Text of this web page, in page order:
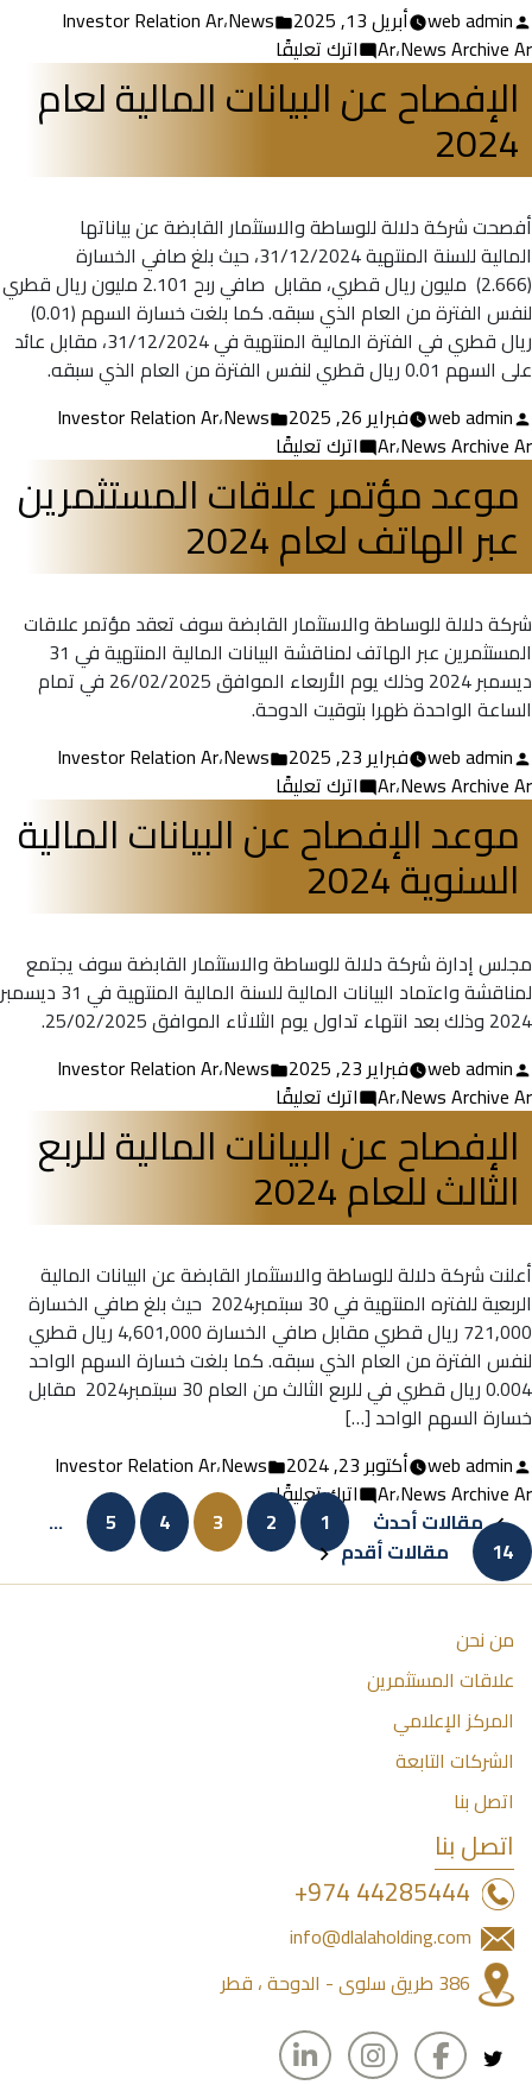
تمّ
النشر
بواسطة
web admin أبريل 13, 2025
نُشر
Investor Relation Ar،News
Ar،News Archive Ar اترك تعليقًا
موعد
الإفصاح
للربع
الأول
2025
الإفصاح عن البيانات المالية لعام
2024
أفصحت شركة دلالة للوساطة والاستثمار القابضة عن بياناتها
المالية للسنة المنتهية 31/12/2024، حيث بلغ صافي الخسارة
(2.666) مليون ريال قطري، مقابل صافي ربح 2.101 مليون ريال قطري
لنفس الفترة من العام الذي سبقه. كما بلغت خسارة السهم (0.01)
ريال قطري في الفترة المالية المنتهية في 31/12/2024، مقابل عائد
على السهم 0.01 ريال قطري لنفس الفترة من العام الذي سبقه.
تمّ
النشر
web admin فبراير 26, 2025
نُشر
Investor Relation Ar،News
Ar،News Archive Ar اترك تعليقًا
الإفصاح
عن
البيانات
المالية
2024
موعد مؤتمر علاقات المستثمرين
عبر الهاتف لعام 2024
شركة دلالة للوساطة والاستثمار القابضة سوف تعقد مؤتمر علاقات
المستثمرين عبر الهاتف لمناقشة البيانات المالية المنتهية في 31
ديسمبر 2024 وذلك يوم الأربعاء الموافق 26/02/2025 في تمام
الساعة الواحدة ظهرا بتوقيت الدوحة.
تمّ
النشر
web admin فبراير 23, 2025
نُشر
Investor Relation Ar،News
Ar،News Archive Ar اترك تعليقًا
مؤتمر
علاقات
الهاتف
لعام
2024
موعد الإفصاح عن البيانات المالية
السنوية 2024
مجلس إدارة شركة دلالة للوساطة والاستثمار القابضة سوف يجتمع
لمناقشة واعتماد البيانات المالية للسنة المالية المنتهية في 31 ديسمبر
2024 وذلك بعد انتهاء تداول يوم الثلاثاء الموافق 25/02/2025.
تمّ
النشر
بواسطة
web admin فبراير 23, 2025
نُشر
Investor Relation Ar،News
Ar،News Archive Ar اترك تعليقًا
موعد
الإفصاح
عن
البيانات
السنوية
2024
الإفصاح عن البيانات المالية للربع
الثالث للعام 2024
أعلنت شركة دلالة للوساطة والاستثمار القابضة عن البيانات المالية
الربعية للفتره المنتهية في ‏30 سبتمبر‎ 2024 حيث بلغ صافي الخسارة
721,000 ريال قطري مقابل صافي الخسارة 4,601,000 ريال قطري
لنفس الفترة من العام الذي سبقه. كما بلغت خسارة السهم الواحد
0.004 ريال قطري في للربع الثالث من العام ‏30 سبتمبر‎ 2024 مقابل
خسارة السهم الواحد […]
تمّ
النشر
بواسطة
web admin أكتوبر 23, 2024
نُشر
في
Investor Relation Ar،News
Ar،News Archive Ar اترك تعليقًاعلى
الإفصاح
عن
البيانات
Posts
pagination
مقالات أحدث 1
2
3
4
5
…
14
مقالات أقدم
من نحن
علاقات المستثمرين
المركز الإعلامي
الشركات التابعة
اتصل بنا
اتصل بنا
info@dlalaholding.com